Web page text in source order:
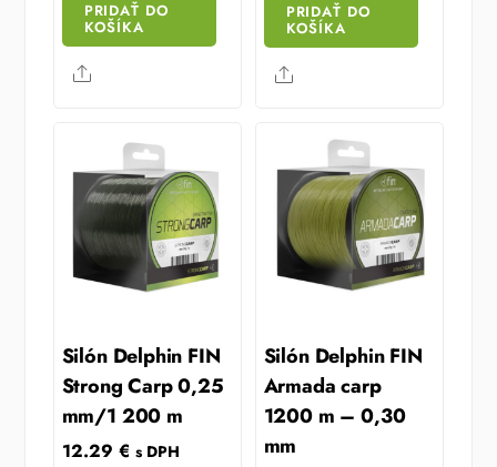
PRIDAŤ DO
KOŠÍKA
Share
48.12 €.
PRIDAŤ DO
KOŠÍKA
Share
Silón Delphin FIN
Strong Carp 0,25
mm/1 200 m
12.29 € s DPH
Silón Delphin FIN
Armada carp
1200 m – 0,30
mm